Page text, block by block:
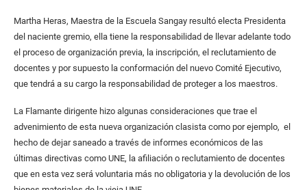
Martha Heras, Maestra de la Escuela Sangay resultó electa Presidenta
del naciente gremio, ella tiene la responsabilidad de llevar adelante todo
el proceso de organización previa, la inscripción, el reclutamiento de
docentes y por supuesto la conformación del nuevo Comité Ejecutivo,
que tendrá a su cargo la responsabilidad de proteger a los maestros.
La Flamante dirigente hizo algunas consideraciones que trae el
advenimiento de esta nueva organización clasista como por ejemplo, el
hecho de dejar saneado a través de informes económicos de las
últimas directivas como UNE, la afiliación o reclutamiento de docentes
que en esta vez será voluntaria más no obligatoria y la devolución de los